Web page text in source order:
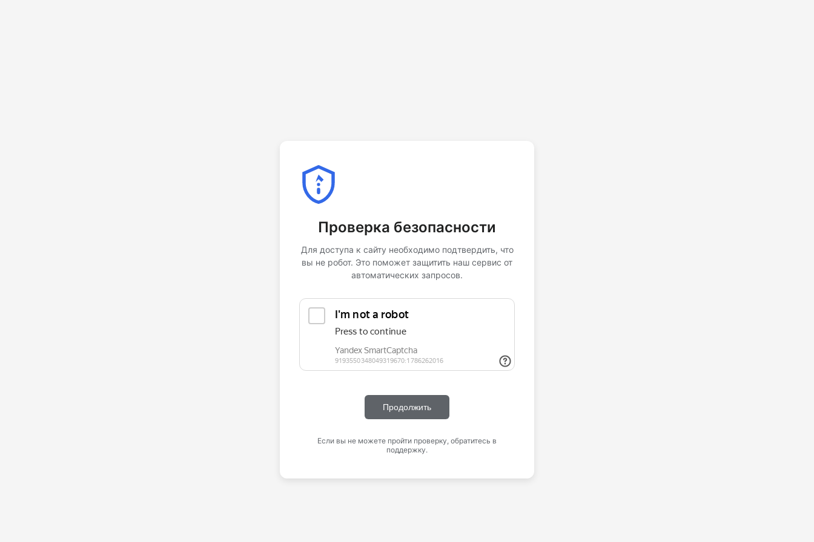
Проверка безопасности
Для доступа к сайту необходимо подтвердить, что
вы не робот. Это поможет защитить наш сервис от
автоматических запросов.
Продолжить
Если вы не можете пройти проверку, обратитесь в
поддержку.